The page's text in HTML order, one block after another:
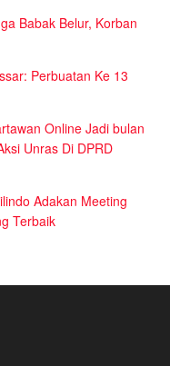
Babak Belur, Korban
Perbuatan Ke 13
Online Jadi bulan
Unras Di DPRD
Adakan Meeting
Terbaik